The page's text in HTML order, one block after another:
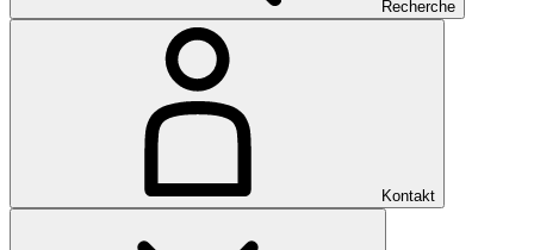
Recherche
Kontakt